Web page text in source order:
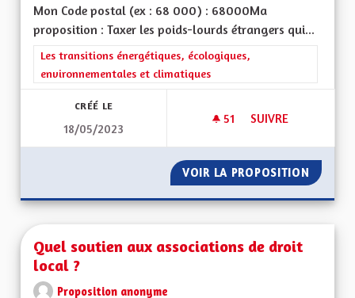
Mon Code postal (ex : 68 000) : 68000Ma
proposition : Taxer les poids-lourds étrangers qui...
Filtrer les résultats de la catégorie : Les transitions
Les transitions énergétiques, écologiques,
environnementales et climatiques
CRÉÉ LE
18/05/2023
51 51 ABONNÉS
SUIVRE
VOIR LA PROPOSITION TAXER
Quel soutien aux associations de droit
local ?
Proposition anonyme